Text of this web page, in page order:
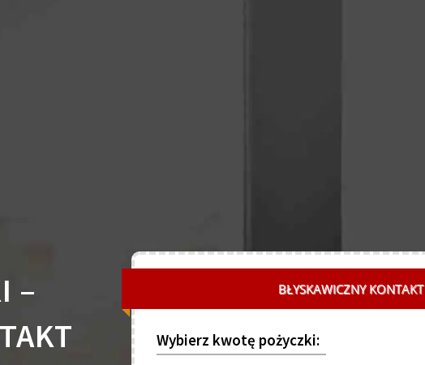
–
BŁYSKAWICZNY KONTAKT
Wybierz kwotę pożyczki: